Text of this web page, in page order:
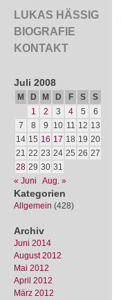
LUKAS HÄSSIG
BIOGRAFIE
KONTAKT
Juli 2008
M D M D F S
S
1
2 3 4 5
6
7
8 9 10 11 12 13
14 15 16 17 18 19 20
21 22 23 24 25 26 27
28 29 30 31
« Juni
Aug. »
Kategorien
Allgemein (428)
Archiv
Juni 2014
August 2012
Mai 2012
April 2012
März 2012